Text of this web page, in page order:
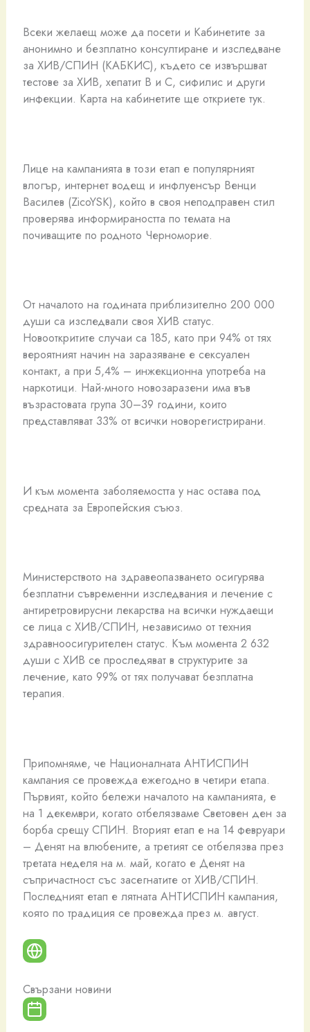
Всеки желаещ може да посети и Кабинетите за
анонимно и безплатно консултиране и изследване
за ХИВ/СПИН (КАБКИС), където се извършват
тестове за ХИВ, хепатит В и С, сифилис и други
инфекции. Карта на кабинетите ще откриете тук.
Лице на кампанията в този етап е популярният
влогър, интернет водещ и инфлуенсър Венци
Василев (ZicoYSK), който в своя неподправен стил
проверява информираността по темата на
почиващите по родното Черноморие.
От началото на годината приблизително 200 000
души са изследвали своя ХИВ статус.
Новооткритите случаи са 185, като при 94% от тях
вероятният начин на заразяване е сексуален
контакт, а при 5,4% – инжекционна употреба на
наркотици. Най-много новозаразени има във
възрастовата група 30–39 години, които
представляват 33% от всички новорегистрирани.
И към момента заболяемостта у нас остава под
средната за Европейския съюз.
Министерството на здравеопазването осигурява
безплатни съвременни изследвания и лечение с
антиретровирусни лекарства на всички нуждаещи
се лица с ХИВ/СПИН, независимо от техния
здравноосигурителен статус. Към момента 2 632
души с ХИВ се проследяват в структурите за
лечение, като 99% от тях получават безплатна
терапия.
Припомняме, че Националната АНТИСПИН
кампания се провежда ежегодно в четири етапа.
Първият, който бележи началото на кампанията, е
на 1 декември, когато отбелязваме Световен ден за
борба срещу СПИН. Вторият етап е на 14 февруари
– Денят на влюбените, а третият се отбелязва през
третата неделя на м. май, когато е Денят на
съпричастност със засегнатите от ХИВ/СПИН.
Последният етап е лятната АНТИСПИН кампания,
която по традиция се провежда през м. август.
Свързани новини